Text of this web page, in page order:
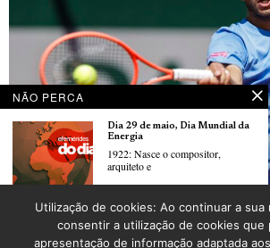
Roland Garros: Nuno Borges iguala melhor prestação ao
ronda
_LUSOJORNAL
NÃO PERCA
Dia 29 de maio, Dia Mundial da
Energia
1922: Nasce o compositor,
arquiteto e
Dia 28 de Maio: Dia Mundial da
Saúde da Mulher
Utilização de cookies: Ao continuar a sua
consentir a utilização de cookies que
apresentação de informação adaptada